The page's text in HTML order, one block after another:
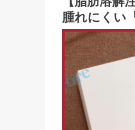
腫れにくい